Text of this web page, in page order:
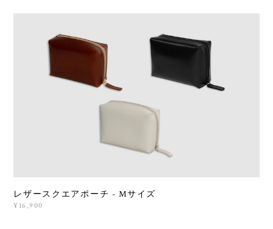
レザースクエアポーチ - Mサイズ
¥16,900